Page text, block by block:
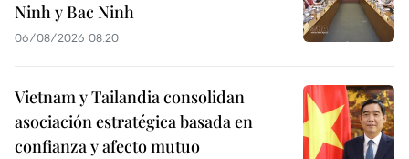
Ninh y Bac Ninh
06/08/2026 08:20
Vietnam y Tailandia consolidan
asociación estratégica basada en
confianza y afecto mutuo